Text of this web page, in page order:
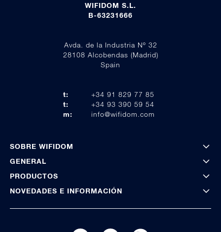
WIFIDOM S.L.
B-63231666
Avda. de la Industria Nº 32
28108 Alcobendas (Madrid)
Spain
t:
+34 91 829 77 85
t:
+34 93 390 59 54
m:
info@wifidom.com
SOBRE WIFIDOM
GENERAL
PRODUCTOS
NOVEDADES E INFORMACIÓN